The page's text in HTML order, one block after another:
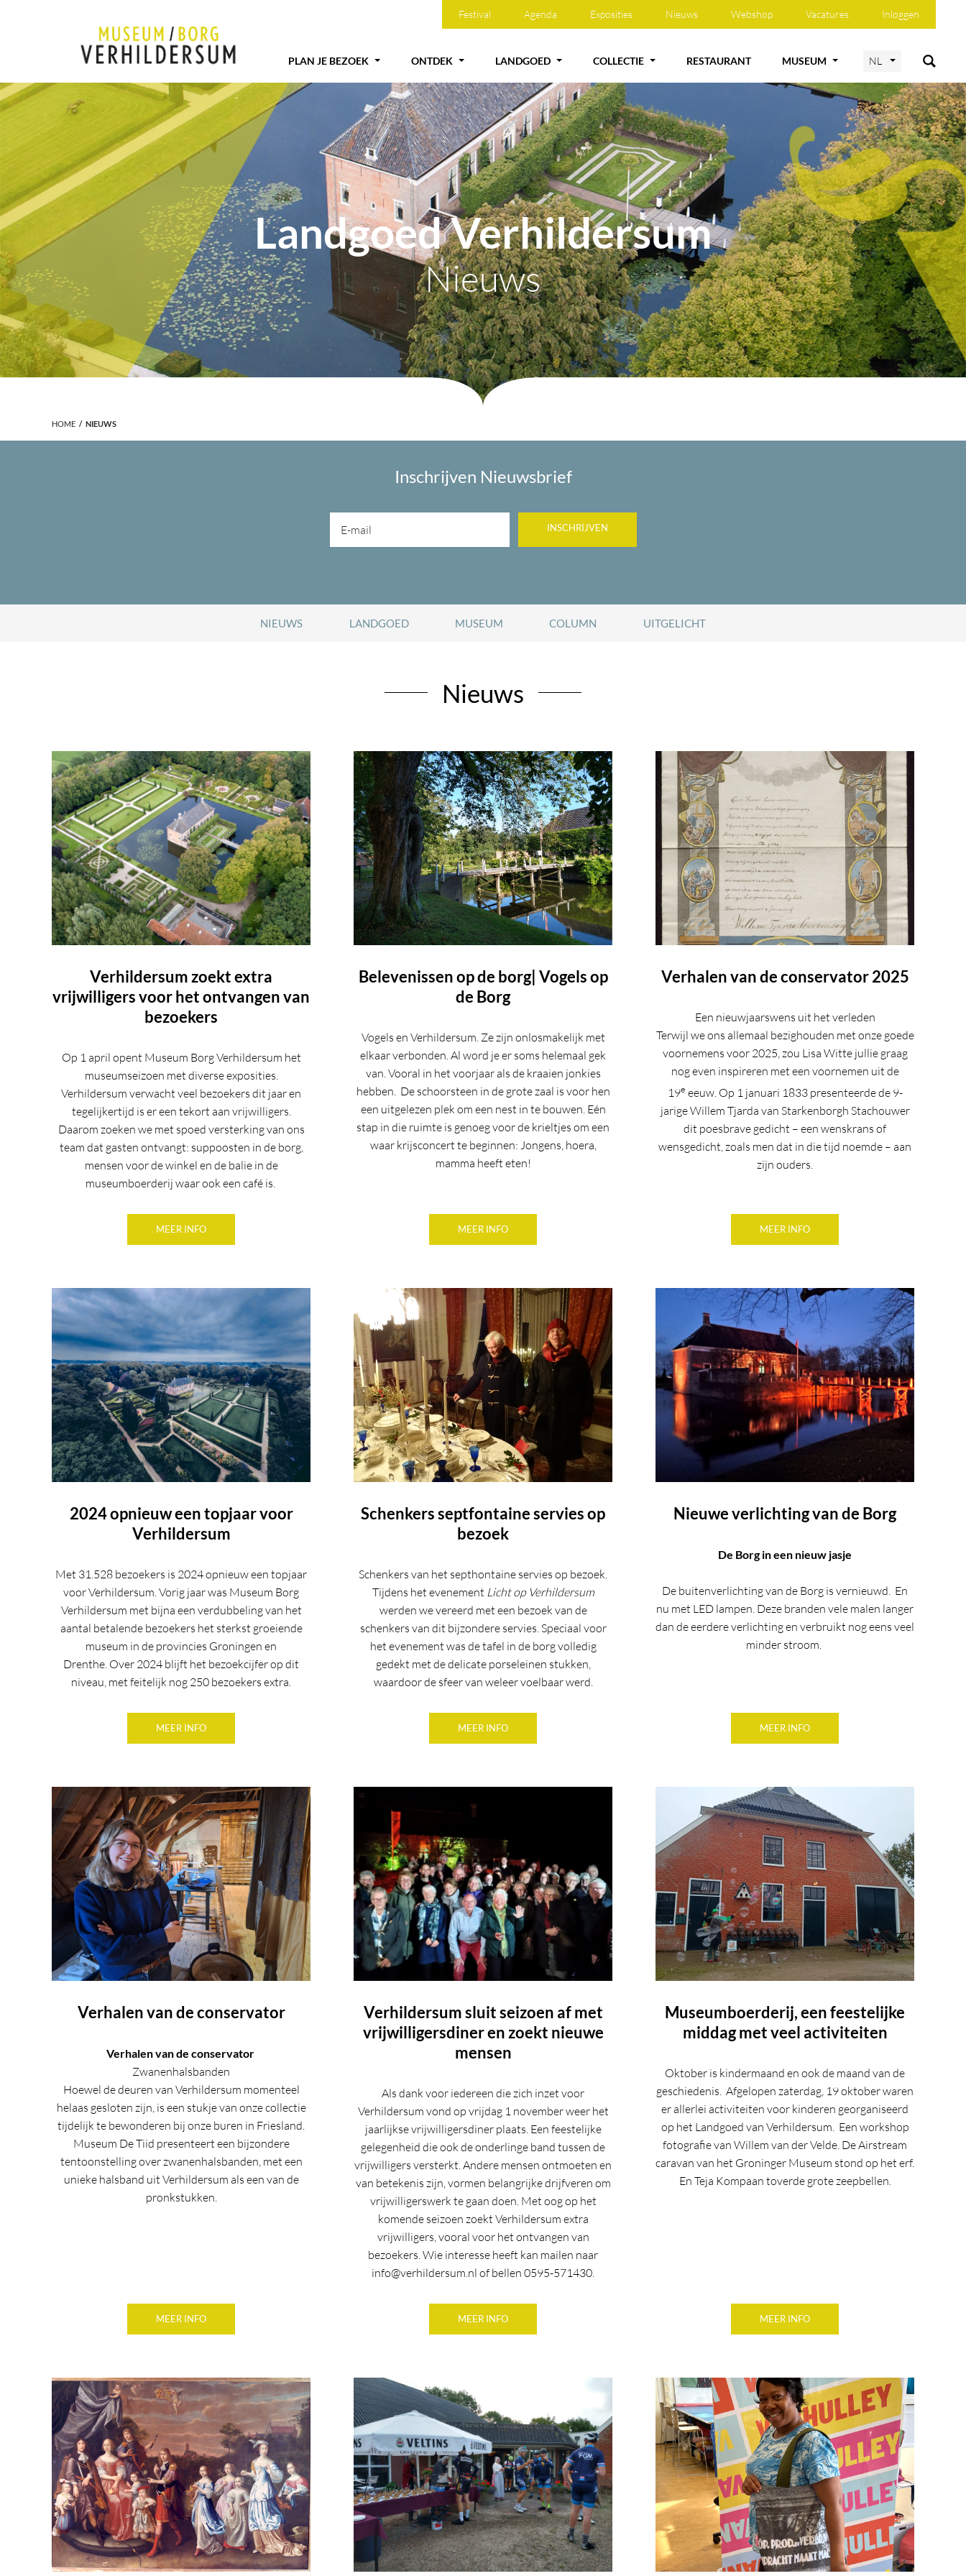
Festival Agenda Exposities Nieuws Webshop Vacatures Inloggen
PLAN JE BEZOEK ONTDEK LANDGOED COLLECTIE RESTAURANT MUSEUM NL
Landgoed Verhildersum
Nieuws
HOME NIEUWS
Inschrijven Nieuwsbrief
INSCHRIJVEN
NIEUWS LANDGOED MUSEUM COLUMN UITGELICHT
Nieuws
Verhildersum zoekt extra
vrijwilligers voor het ontvangen van
bezoekers
Op 1 april opent Museum Borg Verhildersum het
museumseizoen met diverse exposities.
Verhildersum verwacht veel bezoekers dit jaar en
tegelijkertijd is er een tekort aan vrijwilligers.
Daarom zoeken we met spoed versterking van ons
team dat gasten ontvangt: suppoosten in de borg,
mensen voor de winkel en de balie in de
museumboerderij waar ook een café is.
MEER INFO
Belevenissen op de borg| Vogels op
de Borg
Vogels en Verhildersum. Ze zijn onlosmakelijk met
elkaar verbonden. Al word je er soms helemaal gek
van. Vooral in het voorjaar als de kraaien jonkies
hebben. De schoorsteen in de grote zaal is voor hen
een uitgelezen plek om een nest in te bouwen. Eén
stap in die ruimte is genoeg voor de krieltjes om een
waar krijsconcert te beginnen: Jongens, hoera,
mamma heeft eten!
MEER INFO
Verhalen van de conservator 2025
Een nieuwjaarswens uit het verleden
Terwijl we ons allemaal bezighouden met onze goede
voornemens voor 2025, zou Lisa Witte jullie graag
nog even inspireren met een voornemen uit de
19e eeuw. Op 1 januari 1833 presenteerde de 9-
jarige Willem Tjarda van Starkenborgh Stachouwer
dit poesbrave gedicht – een wenskrans of
wensgedicht, zoals men dat in die tijd noemde – aan
zijn ouders.
MEER INFO
2024 opnieuw een topjaar voor
Verhildersum
Met 31.528 bezoekers is 2024 opnieuw een topjaar
voor Verhildersum. Vorig jaar was Museum Borg
Verhildersum met bijna een verdubbeling van het
aantal betalende bezoekers het sterkst groeiende
museum in de provincies Groningen en
Drenthe. Over 2024 blijft het bezoekcijfer op dit
niveau, met feitelijk nog 250 bezoekers extra.
MEER INFO
Schenkers septfontaine servies op
bezoek
Schenkers van het septhontaine servies op bezoek.
Tijdens het evenement Licht op Verhildersum
werden we vereerd met een bezoek van de
schenkers van dit bijzondere servies. Speciaal voor
het evenement was de tafel in de borg volledig
gedekt met de delicate porseleinen stukken,
waardoor de sfeer van weleer voelbaar werd.
MEER INFO
Nieuwe verlichting van de Borg
De Borg in een nieuw jasje
De buitenverlichting van de Borg is vernieuwd. En
nu met LED lampen. Deze branden vele malen langer
dan de eerdere verlichting en verbruikt nog eens veel
minder stroom.
MEER INFO
Verhalen van de conservator
Verhalen van de conservator
Zwanenhalsbanden
Hoewel de deuren van Verhildersum momenteel
helaas gesloten zijn, is een stukje van onze collectie
tijdelijk te bewonderen bij onze buren in Friesland.
Museum De Tiid presenteert een bijzondere
tentoonstelling over zwanenhalsbanden, met een
unieke halsband uit Verhildersum als een van de
pronkstukken.
MEER INFO
Verhildersum sluit seizoen af met
vrijwilligersdiner en zoekt nieuwe
mensen
Als dank voor iedereen die zich inzet voor
Verhildersum vond op vrijdag 1 novemberweer het
jaarlijkse vrijwilligersdiner plaats. Een feestelijke
gelegenheid die ook de onderlinge band tussen de
vrijwilligers versterkt. Andere mensen ontmoeten en
van betekenis zijn, vormen belangrijke drijfveren om
vrijwilligerswerk te gaan doen. Met oog op het
komende seizoen zoekt Verhildersum extra
vrijwilligers, vooral voor het ontvangen van
bezoekers. Wie interesse heeft kan mailen naar
info@verhildersum.nl of bellen 0595-571430.
MEER INFO
Museumboerderij, een feestelijke
middag met veel activiteiten
Oktober is kindermaand en ook de maand van de
geschiedenis. Afgelopen zaterdag, 19 oktober waren
er allerlei activiteiten voor kinderen georganiseerd
op het Landgoed van Verhildersum. Een workshop
fotografie van Willem van der Velde. De Airstream
caravan van het Groninger Museum stond op het erf.
En Teja Kompaan toverde grote zeepbellen.
MEER INFO